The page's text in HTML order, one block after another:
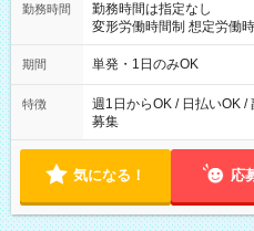
勤務時間
勤務時間は指定なし
変形労働時間制 想定労働時間160時間/月
～21：00
期間 単発・1日のみOK
特徴
週1日からOK / 日払いOK /
募集
気になる！ 応